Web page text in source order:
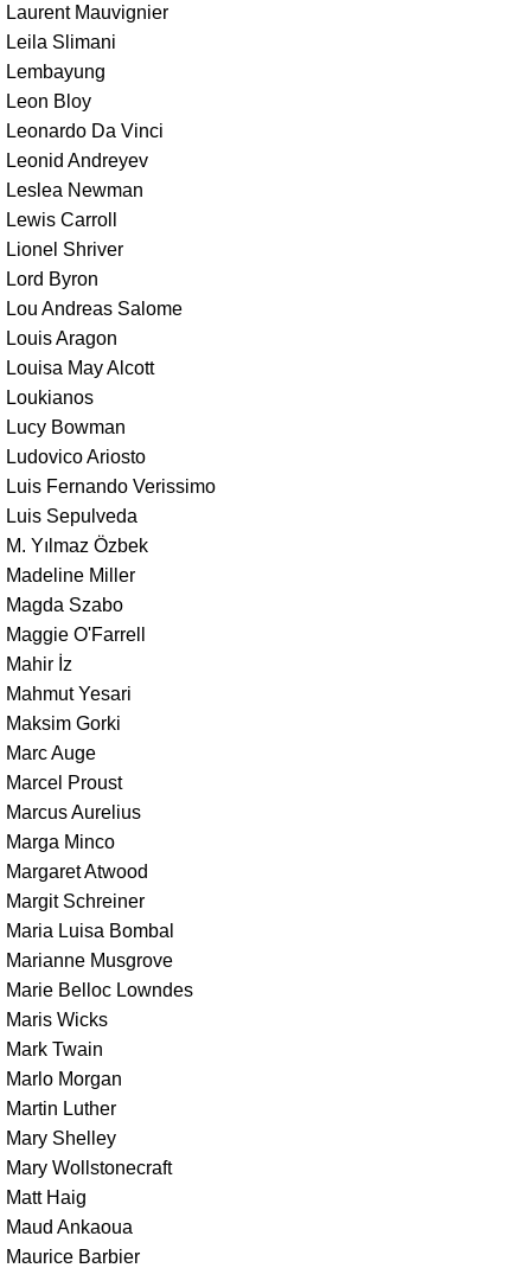
Laurent Mauvignier
Leila Slimani
Lembayung
Leon Bloy
Leonardo Da Vinci
Leonid Andreyev
Leslea Newman
Lewis Carroll
Lionel Shriver
Lord Byron
Lou Andreas Salome
Louis Aragon
Louisa May Alcott
Loukianos
Lucy Bowman
Ludovico Ariosto
Luis Fernando Verissimo
Luis Sepulveda
M. Yılmaz Özbek
Madeline Miller
Magda Szabo
Maggie O'Farrell
Mahir İz
Mahmut Yesari
Maksim Gorki
Marc Auge
Marcel Proust
Marcus Aurelius
Marga Minco
Margaret Atwood
Margit Schreiner
Maria Luisa Bombal
Marianne Musgrove
Marie Belloc Lowndes
Maris Wicks
Mark Twain
Marlo Morgan
Martin Luther
Mary Shelley
Mary Wollstonecraft
Matt Haig
Maud Ankaoua
Maurice Barbier